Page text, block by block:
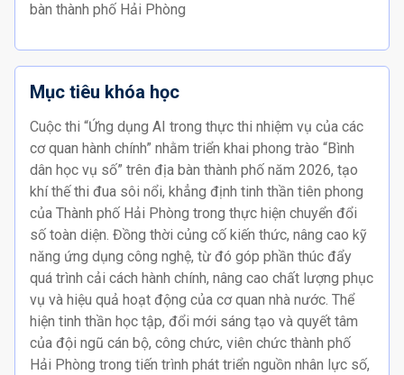
bàn thành phố Hải Phòng
Mục tiêu khóa học
Cuộc thi “Ứng dụng AI trong thực thi nhiệm vụ của các
cơ quan hành chính” nhằm triển khai phong trào “Bình
dân học vụ số” trên địa bàn thành phố năm 2026, tạo
khí thế thi đua sôi nổi, khẳng định tinh thần tiên phong
của Thành phố Hải Phòng trong thực hiện chuyển đổi
số toàn diện. Đồng thời củng cố kiến thức, nâng cao kỹ
năng ứng dụng công nghệ, từ đó góp phần thúc đẩy
quá trình cải cách hành chính, nâng cao chất lượng phục
vụ và hiệu quả hoạt động của cơ quan nhà nước. Thể
hiện tinh thần học tập, đổi mới sáng tạo và quyết tâm
của đội ngũ cán bộ, công chức, viên chức thành phố
Hải Phòng trong tiến trình phát triển nguồn nhân lực số,